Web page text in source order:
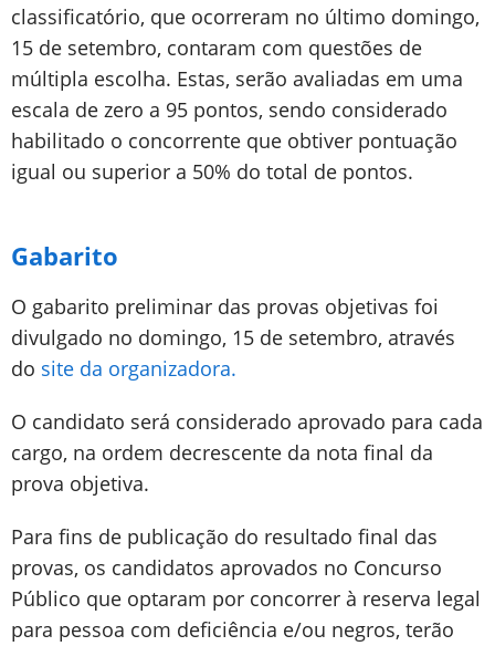
classificatório, que ocorreram no último domingo,
15 de setembro, contaram com questões de
múltipla escolha. Estas, serão avaliadas em uma
escala de zero a 95 pontos, sendo considerado
habilitado o concorrente que obtiver pontuação
igual ou superior a 50% do total de pontos.
Gabarito
O gabarito preliminar das provas objetivas foi
divulgado no domingo, 15 de setembro, através
do site da organizadora.
O candidato será considerado aprovado para cada
cargo, na ordem decrescente da nota final da
prova objetiva.
Para fins de publicação do resultado final das
provas, os candidatos aprovados no Concurso
Público que optaram por concorrer à reserva legal
para pessoa com deficiência e/ou negros, terão